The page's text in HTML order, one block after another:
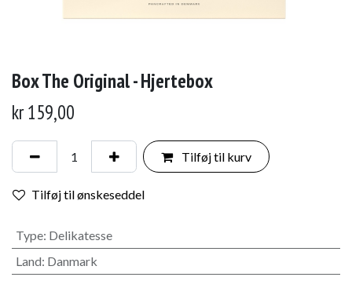
Box The Original - Hjertebox
kr159,00
Tilføj til kurv
Tilføj til ønskeseddel
Type: Delikatesse
Land: Danmark